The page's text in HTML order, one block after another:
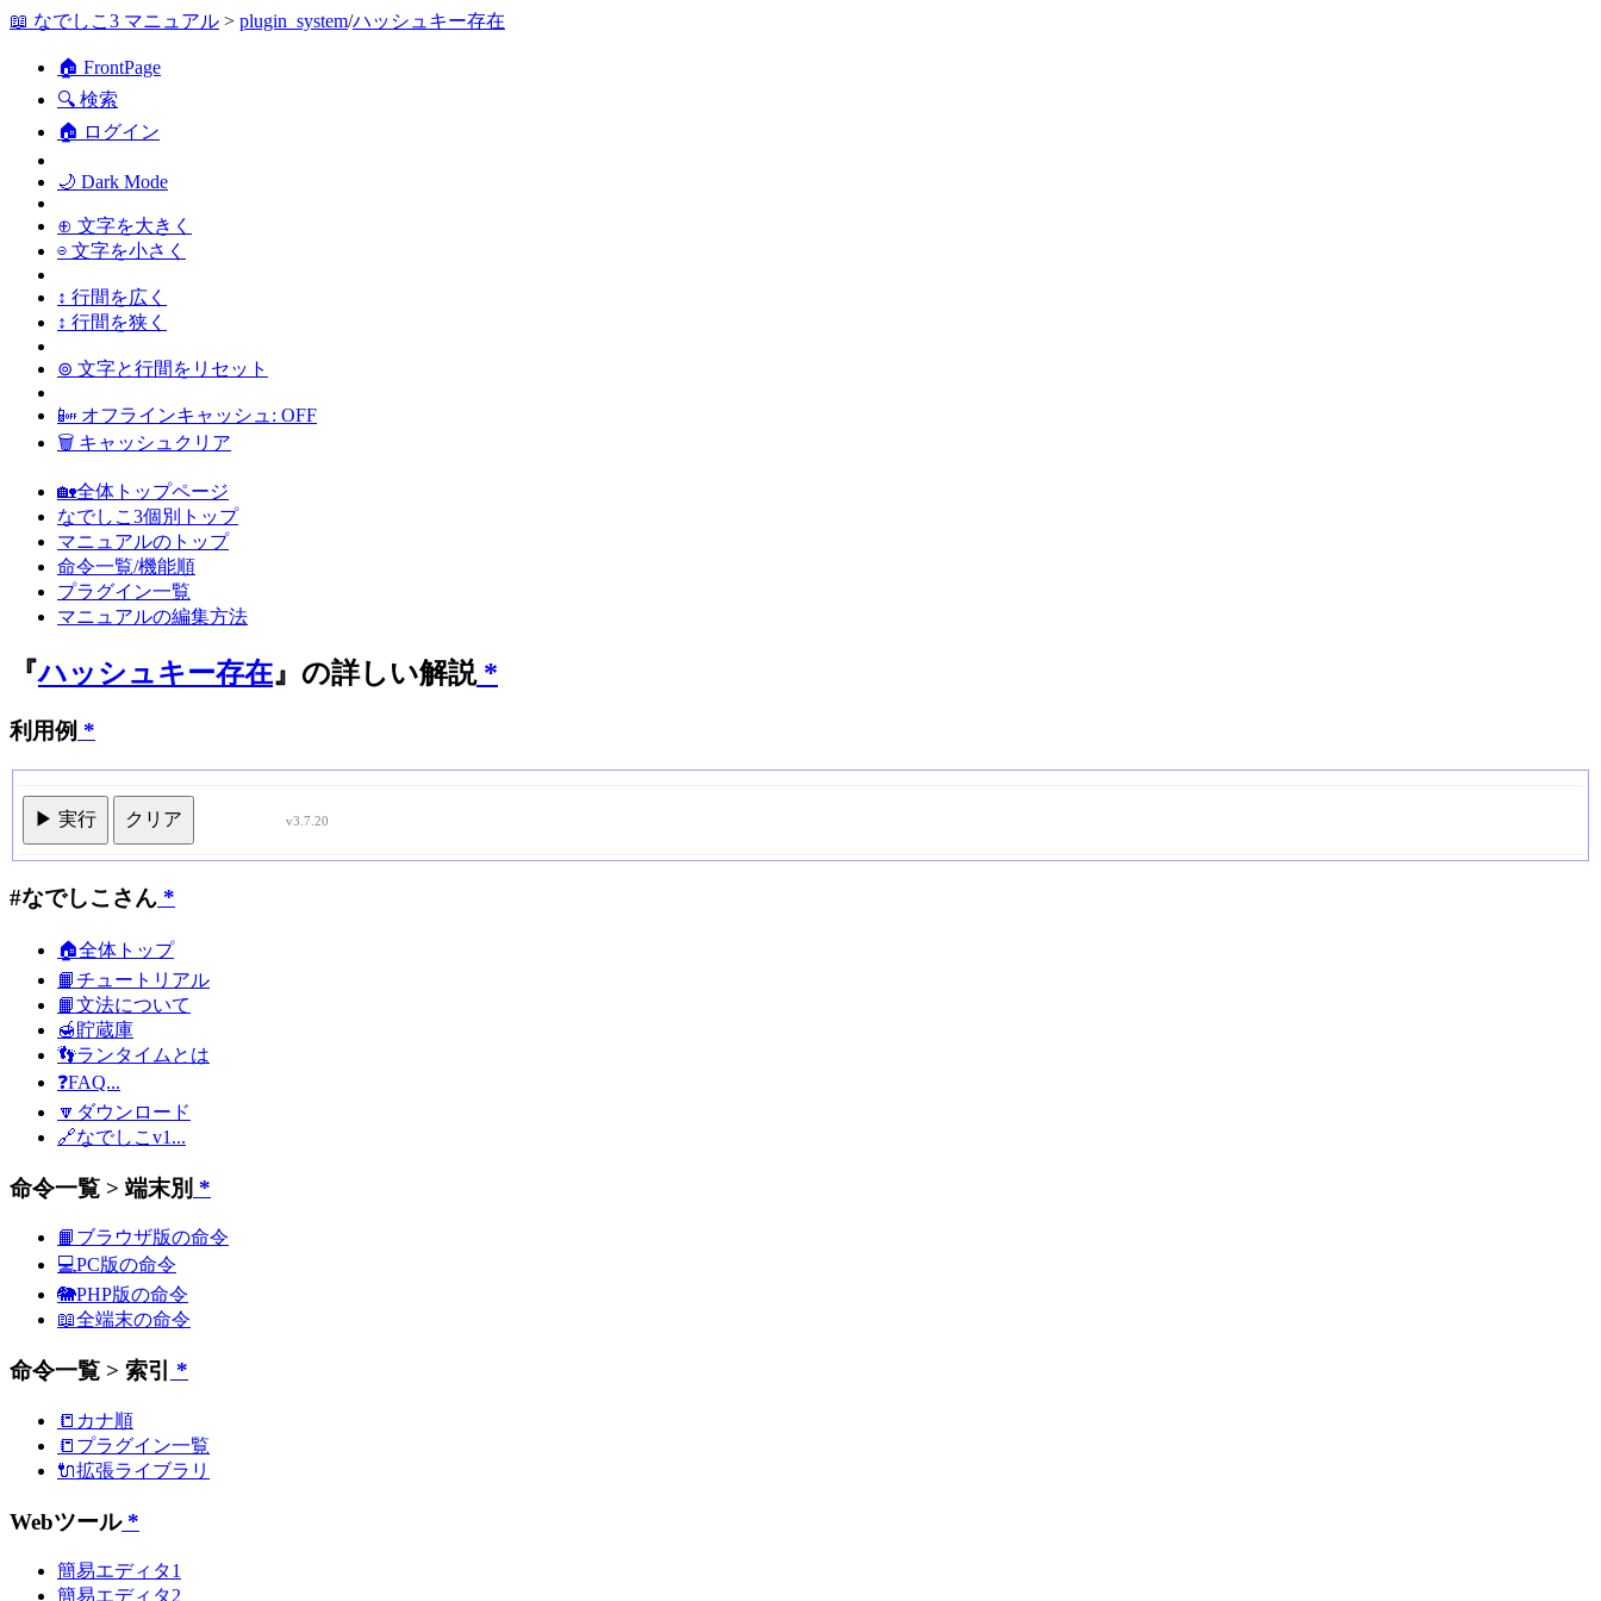
📖 なでしこ3 マニュアル > plugin_system/ハッシュキー存在
🏠 FrontPage
🔍 検索
🏠 ログイン
🌙 Dark Mode
⊕ 文字を大きく
⊖ 文字を小さく
↕ 行間を広く
↕ 行間を狭く
⊚ 文字と行間をリセット
📴 オフラインキャッシュ: OFF
🗑 キャッシュクリア
🏡全体トップページ
なでしこ3個別トップ
マニュアルのトップ
命令一覧/機能順
プラグイン一覧
マニュアルの編集方法
『ハッシュキー存在』の詳しい解説*
利用例 *
▶ 実行 クリア v3.7.20
#なでしこさん *
🏠全体トップ
📙チュートリアル
📙文法について
🍯貯蔵庫
👣ランタイムとは
❓FAQ...
🔽ダウンロード
🔗なでしこv1...
命令一覧 > 端末別 *
📙ブラウザ版の命令
💻PC版の命令
🐘PHP版の命令
📖全端末の命令
命令一覧 > 索引 *
📒カナ順
📒プラグイン一覧
🔌拡張ライブラリ
Webツール*
簡易エディタ1
簡易エディタ2